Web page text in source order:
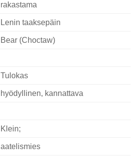
rakastama
Lenin taaksepäin
Bear (Choctaw)
Tulokas
hyödyllinen, kannattava
Klein;
aatelismies